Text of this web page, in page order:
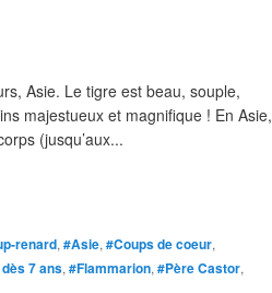
Asie. Le tigre est beau, souple,
majestueux et magnifique ! En Asie,
(jusqu’aux...
renard, #Asie, #Coups de coeur,
7 ans, #Flammarion, #Père Castor,